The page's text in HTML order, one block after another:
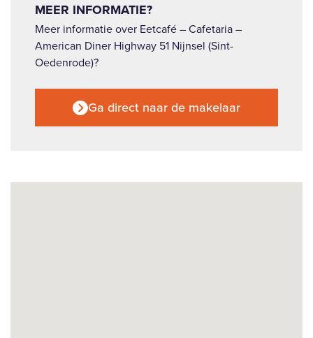
MEER INFORMATIE?
Meer informatie over Eetcafé – Cafetaria –
American Diner Highway 51 Nijnsel (Sint-
Oedenrode)?
Ga direct naar de makelaar